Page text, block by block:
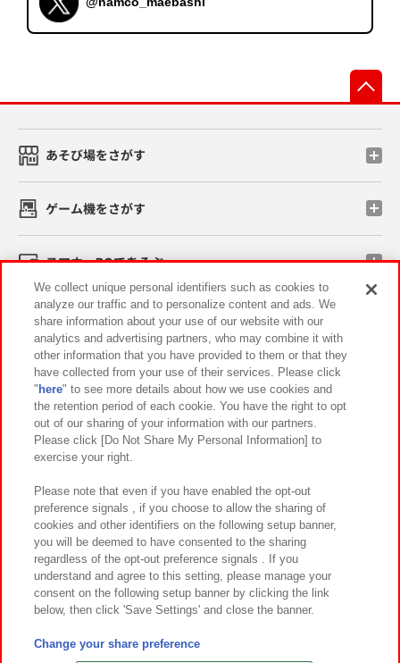
あそび場をさがす
ゲーム機をさがす
スマホ・PCであそぶ
イベント・キャンペーン
関連会社 サステナビリティ サイトポリシー
プライバシーポリシー ウェブアクセシビリティ方針と検証結果
お取引先さまとともに
カスタマーハラスメント対応方針 よくあるご質問・お問い合わせ
©Bandai Namco Amusement Inc.
©Bandai Namco Amusement Lab Inc.
We collect unique personal identifiers such as cookies to
analyze our traffic and to personalize content and ads. We
share information about your use of our website with our
analytics and advertising partners, who may combine it with
other information that you have provided to them or that they
have collected from your use of their services. Please click
" here" to see more details about how we use cookies and
the retention period of each cookie. You have the right to opt
out of our sharing of your information with our partners.
Please click [Do Not Share My Personal Information] to
exercise your right.
Please note that even if you have enabled the opt-out
preference signals , if you choose to allow the sharing of
cookies and other identifiers on the following setup banner,
you will be deemed to have consented to the sharing
regardless of the opt-out preference signals . If you
understand and agree to this setting, please manage your
consent on the following setup banner by clicking the link
below, then click 'Save Settings' and close the banner.
Change your share preference